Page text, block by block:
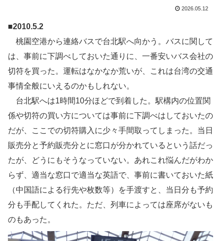
2026.05.12
■2010.5.2
桃園空港から連絡バスで台北駅へ向かう。バスに関して
は、事前に下調べしておいた通りに、一番安いバス会社の
切符を買った。運転はなかなか荒いが、これは台湾の交通
事情全般にいえるのかもしれない。
台北駅へは1時間10分ほどで到着した。駅構内の位置関
係や切符の買い方については事前に下調べはしておいたの
だが、ここでの切符購入に少々手間取ってしまった。当日
販売分と予約販売分とに窓口が分かれているという話だっ
たが、どうにもそうなっていない。あれこれ悩んだがわか
らず、適当な窓口で適当な英語で、事前に書いておいた紙
（中国語による行先や枚数等）を手渡すと、当日分も予約
分も手配してくれた。ただ、列車によっては座席がないも
のもあった。